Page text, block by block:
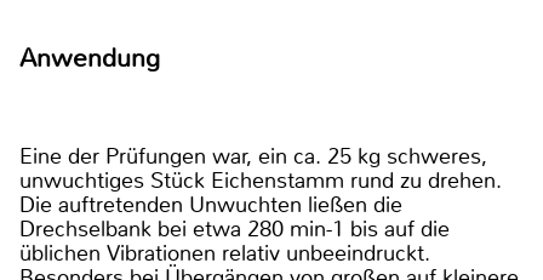
Anwendung
Eine der Prüfungen war, ein ca. 25 kg schweres,
unwuchtiges Stück Eichenstamm rund zu drehen.
Die auftretenden Unwuchten ließen die
Drechselbank bei etwa 280 min-1 bis auf die
üblichen Vibrationen relativ unbeeindruckt.